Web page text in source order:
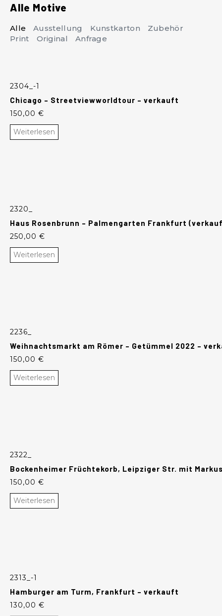
Alle Motive
Ausstellung Kunstkarton
Zubehör
Print
Original Anfrage
Alle
2304_-1
Chicago – Streetviewworldtour – verkauft
150,00 €
Weiterlesen
2320_
Haus Rosenbrunn – Palmengarten Frankfurt
250,00 €
Weiterlesen
2236_
Weihnachtsmarkt am Römer – Getümmel 2022 –
150,00 €
Weiterlesen
2322_
Bockenheimer Früchtekorb, Leipziger Str. mit
150,00 €
Weiterlesen
2313_-1
Hamburger am Turm, Frankfurt – verkauft
130,00 €